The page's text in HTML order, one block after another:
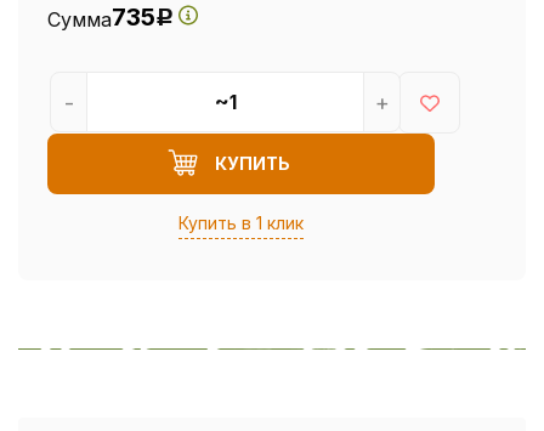
Сумма735Р
КУПИТЬ
Купить в 1 клик
- +